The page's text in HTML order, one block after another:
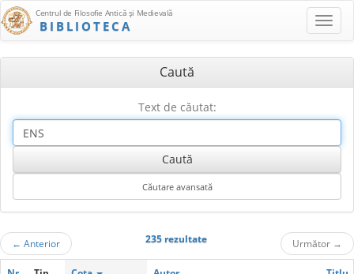
Centrul de Filosofie Antică şi Medievală
BIBLIOTECA
Caută
Text de căutat:
← Anterior 235 rezultate Următor →